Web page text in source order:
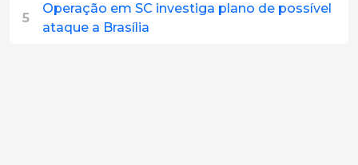
5
Operação em SC investiga plano de possível
ataque a Brasília